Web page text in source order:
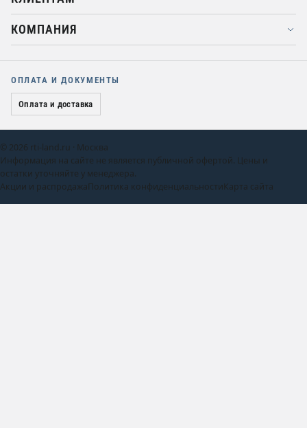
КОМПАНИЯ
ОПЛАТА И ДОКУМЕНТЫ
Оплата и доставка
© 2026 rti-land.ru · Москва
Информация на сайте не является публичной офертой. Цены и
остатки уточняйте у менеджера.
Акции и распродажаПолитика конфиденциальностиКарта сайта